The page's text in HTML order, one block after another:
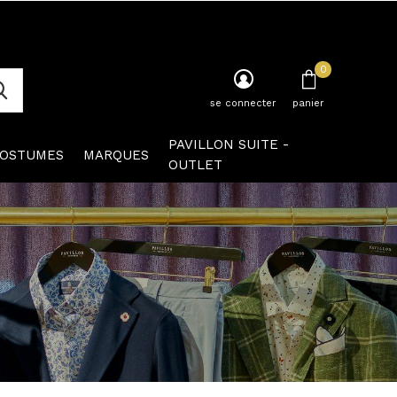
MARQUES
PAVILLON SUITE -
OUTLET
se connecter panier
0